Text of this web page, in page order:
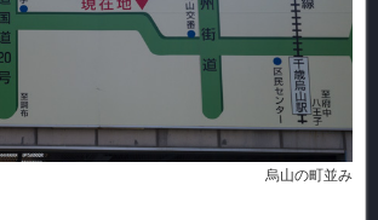
烏山の町並み